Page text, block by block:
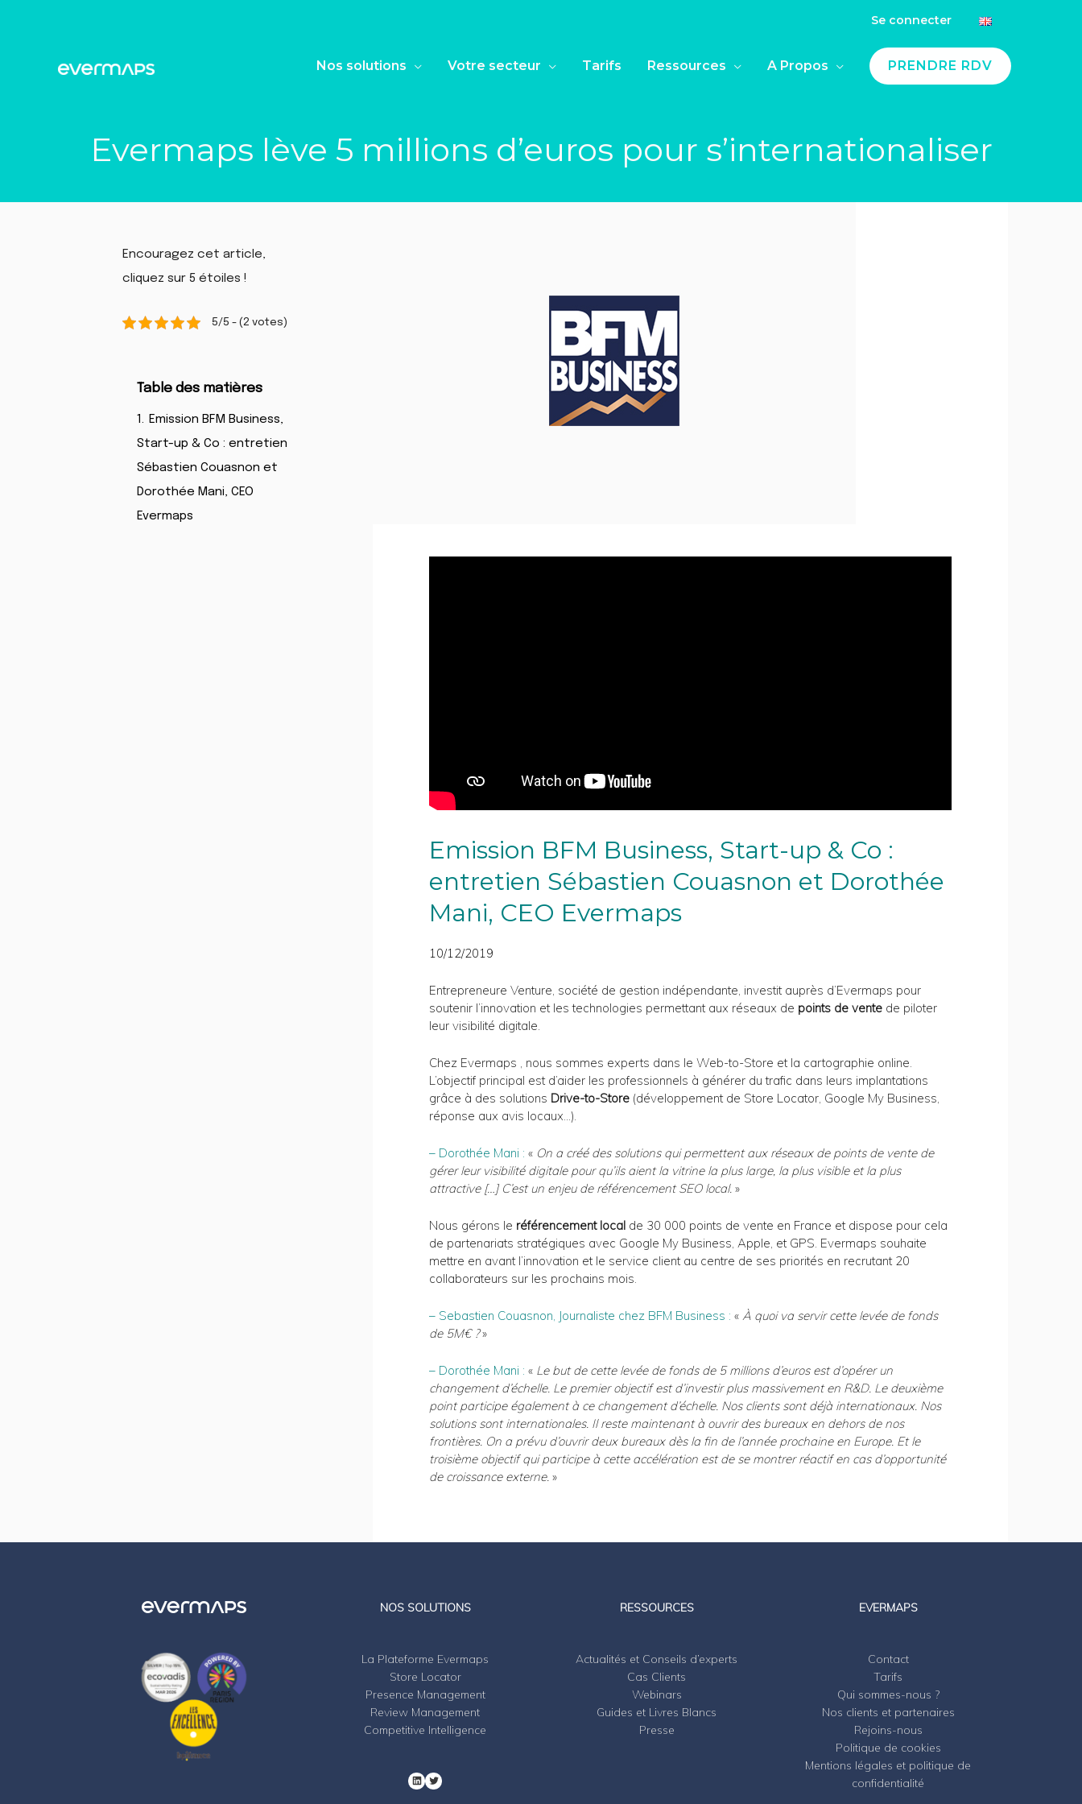
Se connecter
Nos solutions Votre secteur Tarifs Ressources A Propos PRENDRE RDV
Evermaps lève 5 millions d’euros pour s’internationaliser
Encouragez cet article,
cliquez sur 5 étoiles !
5/5 - (2 votes)
Table des matières
1. Emission BFM Business,
Start-up & Co : entretien
Sébastien Couasnon et
Dorothée Mani, CEO
Evermaps
Emission BFM Business, Start-up & Co :
entretien Sébastien Couasnon et Dorothée
Mani, CEO Evermaps
10/12/2019
Entrepreneure Venture, société de gestion indépendante, investit auprès d’Evermaps pour
soutenir l’innovation et les technologies permettant aux réseaux de points de vente de piloter
leur visibilité digitale.
Chez Evermaps , nous sommes experts dans le Web-to-Store et la cartographie online.
L’objectif principal est d’aider les professionnels à générer du trafic dans leurs implantations
grâce à des solutions Drive-to-Store (développement de Store Locator, Google My Business,
réponse aux avis locaux…).
– Dorothée Mani : « On a créé des solutions qui permettent aux réseaux de points de vente de
gérer leur visibilité digitale pour qu’ils aient la vitrine la plus large, la plus visible et la plus
attractive […] C’est un enjeu de référencement SEO local. »
Nous gérons le référencement local de 30 000 points de vente en France et dispose pour cela
de partenariats stratégiques avec Google My Business, Apple, et GPS. Evermaps souhaite
mettre en avant l’innovation et le service client au centre de ses priorités en recrutant 20
collaborateurs sur les prochains mois.
– Sebastien Couasnon, Journaliste chez BFM Business : « À quoi va servir cette levée de fonds
de 5M€ ?»
– Dorothée Mani : « Le but de cette levée de fonds de 5 millions d’euros est d’opérer un
changement d’échelle. Le premier objectif est d’investir plus massivement en R&D. Le deuxième
point participe également à ce changement d’échelle. Nos clients sont déjà internationaux. Nos
solutions sont internationales. Il reste maintenant à ouvrir des bureaux en dehors de nos
frontières. On a prévu d’ouvrir deux bureaux dès la fin de l’année prochaine en Europe. Et le
troisième objectif qui participe à cette accélération est de se montrer réactif en cas d’opportunité
de croissance externe. »
NOS SOLUTIONS
La Plateforme Evermaps
Store Locator
Presence Management
Review Management
Competitive Intelligence
RESSOURCES
Actualités et Conseils d’experts
Cas Clients
Webinars
Guides et Livres Blancs
Presse
EVERMAPS
Contact
Tarifs
Qui sommes-nous ?
Nos clients et partenaires
Rejoins-nous
Politique de cookies
Mentions légales et politique de
confidentialité